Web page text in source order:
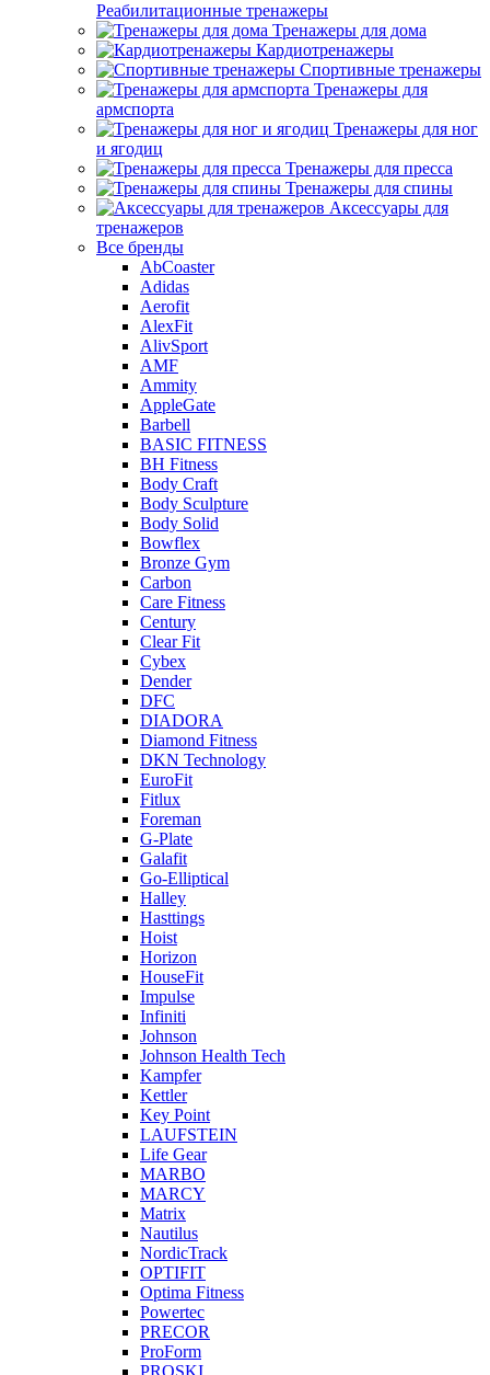
Реабилитационные тренажеры
Тренажеры для дома
Кардиотренажеры
Спортивные тренажеры
Тренажеры для
армспорта
Тренажеры для ног
и ягодиц
Тренажеры для пресса
Тренажеры для спины
Аксессуары для
тренажеров
Все бренды
AbCoaster
Adidas
Aerofit
AlexFit
AlivSport
AMF
Ammity
AppleGate
Barbell
BASIC FITNESS
BH Fitness
Body Craft
Body Sculpture
Body Solid
Bowflex
Bronze Gym
Carbon
Care Fitness
Century
Clear Fit
Cybex
Dender
DFC
DIADORA
Diamond Fitness
DKN Technology
EuroFit
Fitlux
Foreman
G-Plate
Galafit
Go-Elliptical
Halley
Hasttings
Hoist
Horizon
HouseFit
Impulse
Infiniti
Johnson
Johnson Health Tech
Kampfer
Kettler
Key Point
LAUFSTEIN
Life Gear
MARBO
MARCY
Matrix
Nautilus
NordicTrack
OPTIFIT
Optima Fitness
Powertec
PRECOR
ProForm
PROSKI